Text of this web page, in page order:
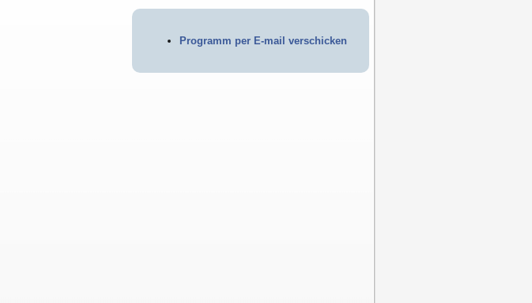
Programm per E-mail verschicken